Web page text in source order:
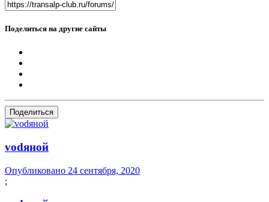
Поделиться на другие сайты
Поделиться
vоdяной
Опубликовано 24 сентября, 2020
;